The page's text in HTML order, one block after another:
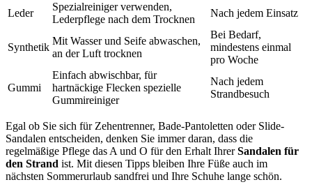
Leder
Spezialreiniger verwenden,
Lederpflege nach dem Trocknen
Nach jedem Einsatz
Synthetik
Mit Wasser und Seife abwaschen,
an der Luft trocknen
Bei Bedarf,
mindestens einmal
pro Woche
Gummi
Einfach abwischbar, für
hartnäckige Flecken spezielle
Gummireiniger
Nach jedem
Strandbesuch
Egal ob Sie sich für Zehentrenner, Bade-Pantoletten oder Slide-
Sandalen entscheiden, denken Sie immer daran, dass die
regelmäßige Pflege das A und O für den Erhalt IhrerSandalen für
den Strand ist. Mit diesen Tipps bleiben Ihre Füße auch im
nächsten Sommerurlaub sandfrei und Ihre Schuhe lange schön.